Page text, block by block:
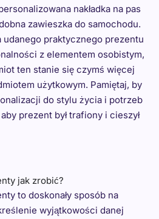
nakładka na pas
zawieszka do samochodu.
praktycznego prezentu
z elementem osobistym,
ten stanie się czymś więcej
użytkowym. Pamiętaj, by
do stylu życia i potrzeb
prezent był trafiony i cieszył
jak zrobić?
to doskonały sposób na
wyjątkowości danej